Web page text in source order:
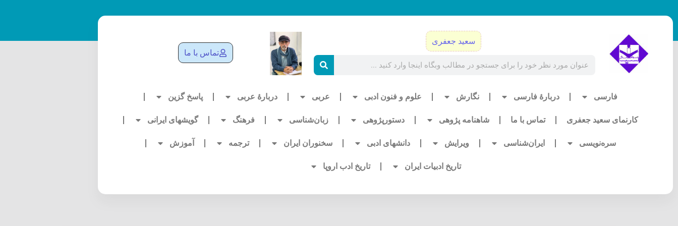
به
سعید جعفری
تماس با ما
فارسی دربارۀ فارسی نگارش علوم و فنون ادبی عربی دربارۀ عربی پاسخ گزین
کارنمای سعید جعفری تماس با ما شاهنامه پژوهی دستورپژوهی زبان‌شناسی فرهنگ گویشهای ایرانی
سره‌نویسی ایران‌شناسی ویرایش دانشهای ادبی سخنوران ایران ترجمه آموزش
تاریخ ادبیات ایران تاریخ ادب اروپا